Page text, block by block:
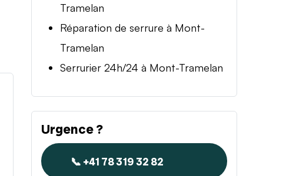
Tramelan
Réparation de serrure à Mont-
Tramelan
Serrurier 24h/24 à Mont-Tramelan
Urgence ?
📞 +41 78 319 32 82